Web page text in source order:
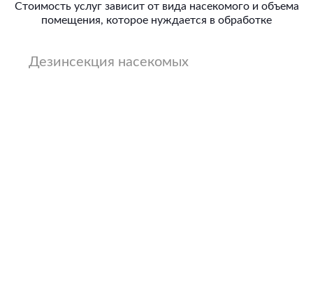
Стоимость услуг зависит от вида насекомого и объема
помещения, которое нуждается в обработке
Дезинсекция насекомых